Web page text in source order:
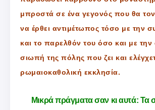
μπροστά σε ένα γεγονός που θα
να έρθει αντιμέτωπος τόσο με την
και το παρελθόν του όσο και με την
σιωπή της πόλης που ζει και
ρωμαιοκαθολική εκκλησία.
Μικρά πράγματα σαν κι αυτά: Τα